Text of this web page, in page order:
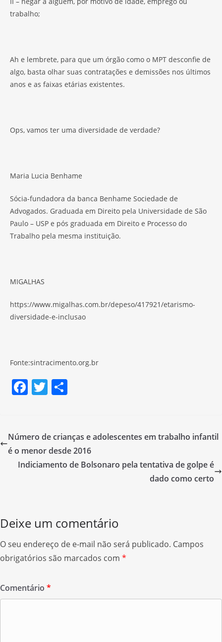
trabalho;
Ah e lembrete, para que um órgão como o MPT desconfie de
algo, basta olhar suas contratações e demissões nos últimos
anos e as faixas etárias existentes.
Ops, vamos ter uma diversidade de verdade?
Maria Lucia Benhame
Sócia-fundadora da banca Benhame Sociedade de
Advogados. Graduada em Direito pela Universidade de São
Paulo – USP e pós graduada em Direito e Processo do
Trabalho pela mesma instituição.
MIGALHAS
https://www.migalhas.com.br/depeso/417921/etarismo-
diversidade-e-inclusao
Fonte:sintracimento.org.br
F
e
b
o
T
er e
Número de crianças e adolescentes em trabalho infantil
é o menor desde 2016
Indiciamento de Bolsonaro pela tentativa de golpe é
dado como certo
Deixe um comentário
O seu endereço de e-mail não será publicado. Campos
obrigatórios são marcados com *
Comentário *